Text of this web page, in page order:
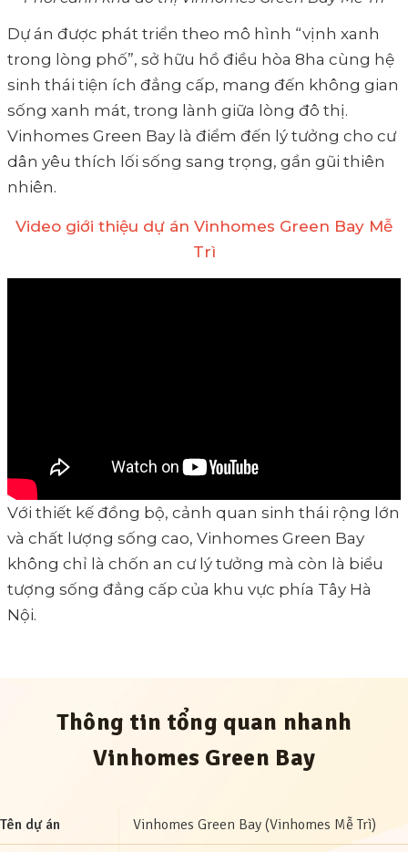
Dự án được phát triển theo mô hình “vịnh xanh
trong lòng phố”, sở hữu hồ điều hòa 8ha cùng hệ
sinh thái tiện ích đẳng cấp, mang đến không gian
sống xanh mát, trong lành giữa lòng đô thị.
Vinhomes Green Bay là điểm đến lý tưởng cho cư
dân yêu thích lối sống sang trọng, gần gũi thiên
nhiên.
Video giới thiệu dự án Vinhomes Green Bay Mễ
Trì
Với thiết kế đồng bộ, cảnh quan sinh thái rộng lớn
và chất lượng sống cao, Vinhomes Green Bay
không chỉ là chốn an cư lý tưởng mà còn là biểu
tượng sống đẳng cấp của khu vực phía Tây Hà
Nội.
Thông tin tổng quan nhanh
Vinhomes Green Bay
Tên dự án Vinhomes Green Bay (Vinhomes Mễ Trì)